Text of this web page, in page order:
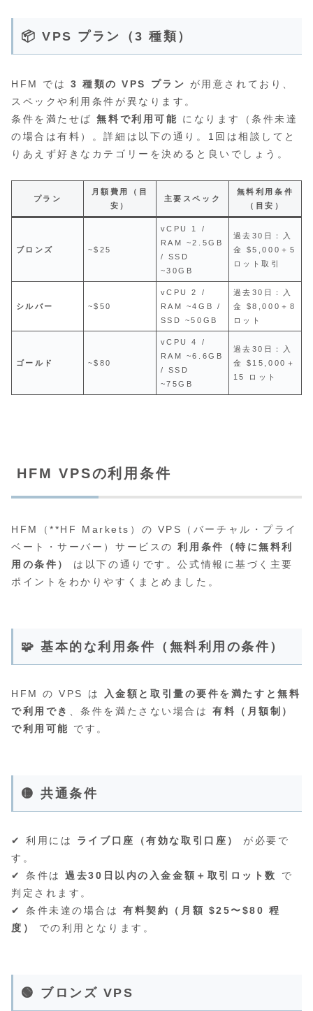
📦 VPS プラン（3 種類）
HFM では 3 種類の VPS プラン
が用意されており、
スペックや利用条件が異なります。
条件を満たせば無料で利用可能 になります（条件未達
の場合は有料）。詳細は以下の通り。1回は相談してと
りあえず好きなカテゴリーを決めると良いでしょう。
プラン
月額費用（目
安）
主要スペック
無料利用条件
（目安）
ブロンズ ~$25
vCPU 1 /
RAM ~2.5GB
/ SSD
~30GB
過去30日：入
金 $5,000＋5
ロット取引
シルバー ~$50
vCPU 2 /
RAM ~4GB /
SSD ~50GB
過去30日：入
金 $8,000＋8
ロット
ゴールド ~$80
vCPU 4 /
RAM ~6.6GB
/ SSD
~75GB
過去30日：入
金 $15,000＋
15 ロット
HFM VPSの利用条件
HFM（**HF Markets）の VPS（バーチャル・プライ
ベート・サーバー）サービスの利用条件（特に無料利
用の条件）
は以下の通りです。公式情報に基づく主要
ポイントをわかりやすくまとめました。
🧩 基本的な利用条件（無料利用の条件）
HFM の VPS は 入金額と取引量の要件を満たすと無料
で利用でき 、条件を満たさない場合は有料（月額制）
で利用可能 です。
🟡 共通条件
✔ 利用には ライブ口座（有効な取引口座）
が必要で
す。
✔ 条件は過去30日以内の入金金額＋取引ロット数
で
判定されます。
✔ 条件未達の場合は有料契約（月額 $25〜$80 程
度）
での利用となります。
🟢 ブロンズ VPS